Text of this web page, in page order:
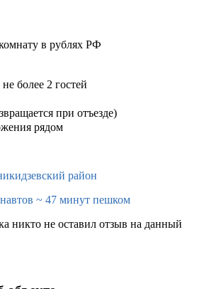
в рублях РФ
более 2 гостей
при отъезде)
рядом
район
~ 47 минут пешком
никто не оставил отзыв на данный